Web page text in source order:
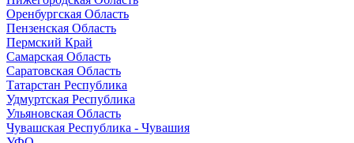
Оренбургская Область
Пензенская Область
Пермский Край
Самарская Область
Саратовская Область
Татарстан Республика
Удмуртская Республика
Ульяновская Область
Чувашская Республика - Чувашия